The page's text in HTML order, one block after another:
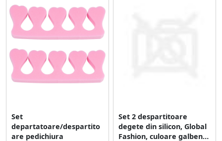
Set
departatoare/despartito
are pedichiura
Set 2 despartitoare
degete din silicon, Global
Fashion, culoare galbena